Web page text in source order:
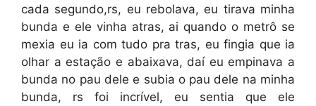
cada segundo,rs, eu rebolava, eu tirava minha
bunda e ele vinha atras, ai quando o metrô se
mexia eu ia com tudo pra tras, eu fingia que ia
olhar a estação e abaixava, daí eu empinava a
bunda no pau dele e subia o pau dele na minha
bunda, rs foi incrível, eu sentia que ele